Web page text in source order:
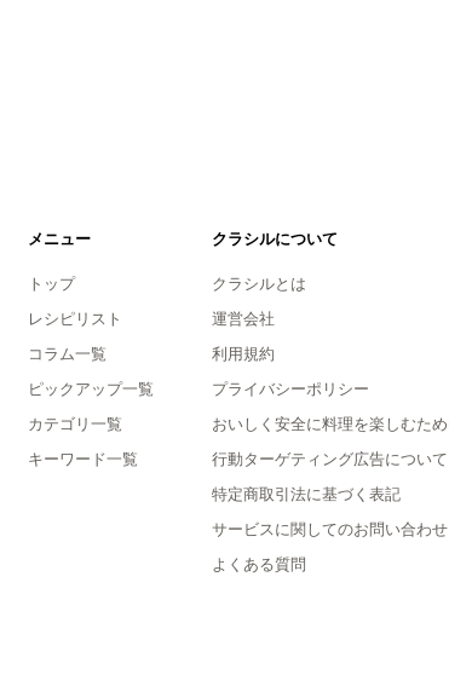
メニュー
トップ
レシピリスト
コラム一覧
ピックアップ一覧
カテゴリ一覧
キーワード一覧
クラシルについて
クラシルとは
運営会社
利用規約
プライバシーポリシー
おいしく安全に料理を楽しむため
行動ターゲティング広告について
特定商取引法に基づく表記
サービスに関してのお問い合わせ
よくある質問